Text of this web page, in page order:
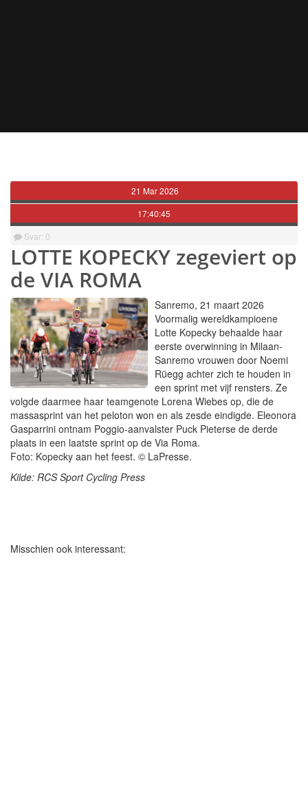
21 Mar 2026
17:40:45
Svar: 0
LOTTE KOPECKY zegeviert op
de VIA ROMA
Sanremo, 21 maart 2026
Voormalig wereldkampioene
Lotte Kopecky behaalde haar
eerste overwinning in Milaan-
Sanremo vrouwen door Noemi
Rüegg achter zich te houden in
een sprint met vijf rensters. Ze
volgde daarmee haar teamgenote Lorena Wiebes op, die de
massasprint van het peloton won en als zesde eindigde. Eleonora
Gasparrini ontnam Poggio-aanvalster Puck Pieterse de derde
plaats in een laatste sprint op de Via Roma.
Foto: Kopecky aan het feest. © LaPresse.
Kilde: RCS Sport Cycling Press
Misschien ook interessant: